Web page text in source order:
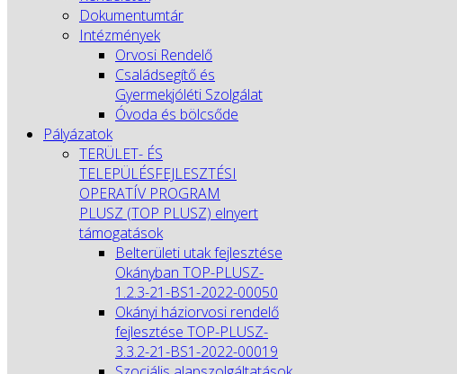
Dokumentumtár
Intézmények
Orvosi Rendelő
Családsegítő és
Gyermekjóléti Szolgálat
Óvoda és bölcsőde
Pályázatok
TERÜLET- ÉS
TELEPÜLÉSFEJLESZTÉSI
OPERATÍV PROGRAM
PLUSZ (TOP PLUSZ) elnyert
támogatások
Belterületi utak fejlesztése
Okányban TOP-PLUSZ-
1.2.3-21-BS1-2022-00050
Okányi háziorvosi rendelő
fejlesztése TOP-PLUSZ-
3.3.2-21-BS1-2022-00019